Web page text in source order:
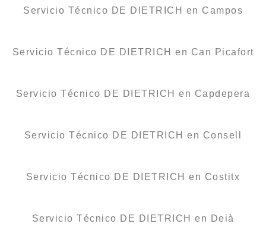
Servicio Técnico DE DIETRICH en Campos
Servicio Técnico DE DIETRICH en Can Picafort
Servicio Técnico DE DIETRICH en Capdepera
Servicio Técnico DE DIETRICH en Consell
Servicio Técnico DE DIETRICH en Costitx
Servicio Técnico DE DIETRICH en Deià